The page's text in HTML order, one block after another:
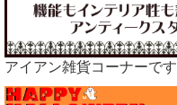
アイアン雑貨コーナーです